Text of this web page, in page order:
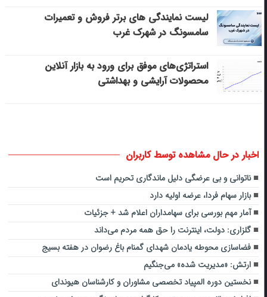
لیست نمایندگی های برتر فروش و تعمیرات
سامسونگ در شهرک غرب
استراتژی‌های موفق برای ورود به بازار آنلاین
محصولات آرایشی و بهداشتی
اخبار در حال مشاهده توسط کاربران
ناتوانی و بی عرضگی دلیل ماندگاری تحریم است
بازار سهام فردا، عرضه اولیه دارد
آمار مهم بورسی برای سهامداران اعلام شد + جزئیات
گلزاری: دولت، اینترنت را حق همه مردم می‌داند
فضاسازی محوطه یادمان شهدای گمنام باغ رضوان در هفته بسیج
ارتش: «مدیریت شده» می‌جنگیم
نخستین دوره المپیاد تخصصی مشاوران و کارشناسان هیوندای